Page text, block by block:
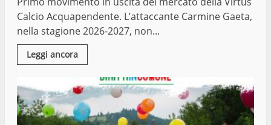
Calcio Acquapendente. L’attaccante Carmine Gaeta,
nella stagione 2026-2027, non...
Leggi ancora